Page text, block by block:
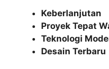
Keberlanjutan
Proyek Tepat
Teknologi
Desain Terbaru